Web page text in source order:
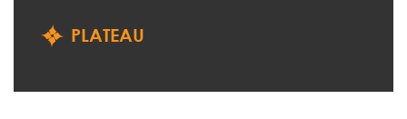
PLATEAU